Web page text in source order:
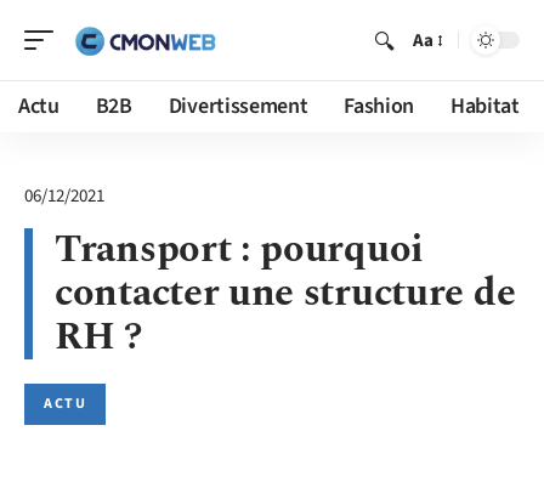
Aa
Actu B2B Divertissement Fashion Habitat
06/12/2021
Transport : pourquoi
contacter une structure de
RH ?
ACTU